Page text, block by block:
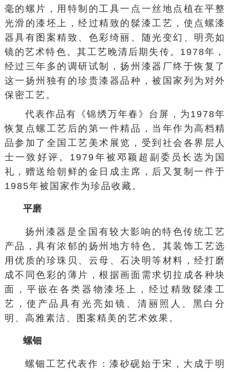
毫的螺片，用特制的工具一点一丝地点植在平整
光滑的漆坯上，经过精致的髹漆工艺，使点螺漆
器具有图案精致、色彩绮丽、随光变幻、明亮如
镜的艺术特色。其工艺晚清后期失传。1978年，
经过三年多的调研试制，扬州漆器厂终于恢复了
这一扬州独有的珍贵漆器品种，被国家列为对外
保密工艺。
代表作品有《锦绣万年春》台屏，为1978年
恢复点螺工艺后的第一件精品，当年作为高档精
品参加了全国工艺美术展览，受到社会各界层人
士一致好评。1979年被 邓颖超 副委员长选为国
礼，赠送给朝鲜的 金日成 主席，后又复制一件于
1985年被国家作为珍品收藏。
平磨
扬州漆器是全国有较大影响的特色传统工艺
产品，具有浓郁的扬州地方特色。其装饰工艺选
用优质的珍珠贝、云母、石决明等材料，经打磨
成不同色彩的薄片，根据画面需求切拉成各种块
面，平嵌在各类器物漆坯上，经过精致髹漆工
艺，使产品具有光亮如镜、清丽照人、黑白分
明、高雅素洁、图案精美的艺术效果。
螺钿
螺钿工艺代表作：漆砂砚始于宋，大成于明